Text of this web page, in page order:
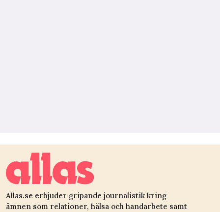
Allas.se erbjuder gripande journalistik kring
ämnen som relationer, hälsa och handarbete samt